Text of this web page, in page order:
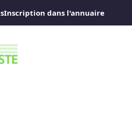
Inscription dans l'annuaire